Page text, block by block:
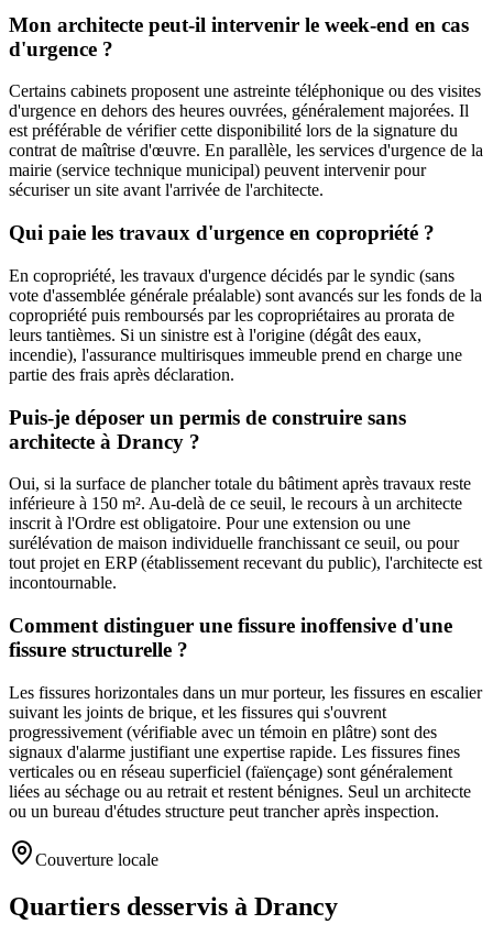
Mon architecte peut-il intervenir le week-end en cas
d'urgence ?
Certains cabinets proposent une astreinte téléphonique ou des visites
d'urgence en dehors des heures ouvrées, généralement majorées. Il
est préférable de vérifier cette disponibilité lors de la signature du
contrat de maîtrise d'œuvre. En parallèle, les services d'urgence de la
mairie (service technique municipal) peuvent intervenir pour
sécuriser un site avant l'arrivée de l'architecte.
Qui paie les travaux d'urgence en copropriété ?
En copropriété, les travaux d'urgence décidés par le syndic (sans
vote d'assemblée générale préalable) sont avancés sur les fonds de la
copropriété puis remboursés par les copropriétaires au prorata de
leurs tantièmes. Si un sinistre est à l'origine (dégât des eaux,
incendie), l'assurance multirisques immeuble prend en charge une
partie des frais après déclaration.
Puis-je déposer un permis de construire sans
architecte à Drancy ?
Oui, si la surface de plancher totale du bâtiment après travaux reste
inférieure à 150 m². Au-delà de ce seuil, le recours à un architecte
inscrit à l'Ordre est obligatoire. Pour une extension ou une
surélévation de maison individuelle franchissant ce seuil, ou pour
tout projet en ERP (établissement recevant du public), l'architecte est
incontournable.
Comment distinguer une fissure inoffensive d'une
fissure structurelle ?
Les fissures horizontales dans un mur porteur, les fissures en escalier
suivant les joints de brique, et les fissures qui s'ouvrent
progressivement (vérifiable avec un témoin en plâtre) sont des
signaux d'alarme justifiant une expertise rapide. Les fissures fines
verticales ou en réseau superficiel (faïençage) sont généralement
liées au séchage ou au retrait et restent bénignes. Seul un architecte
ou un bureau d'études structure peut trancher après inspection.
Couverture locale
Quartiers desservis à Drancy